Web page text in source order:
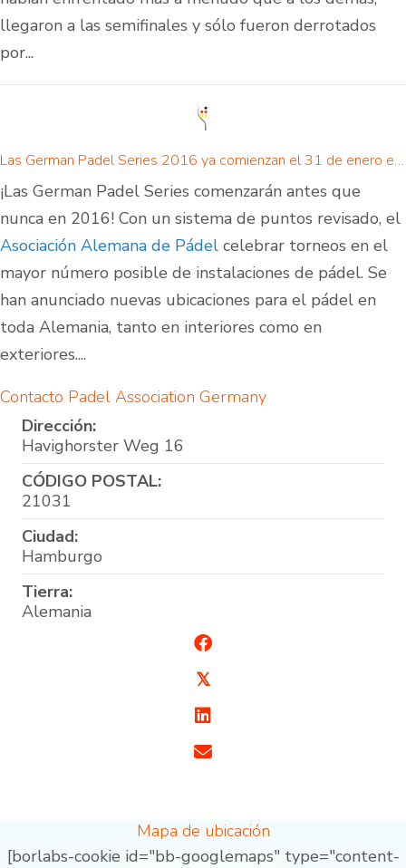
llegaron a las semifinales y sólo fueron derrotados
por...
Las German Padel Series 2016 ya comienzan el 31 de enero en Essen
¡Las German Padel Series comenzarán antes que
nunca en 2016! Con un sistema de puntos revisado, el
Asociación Alemana de Pádel celebrar torneos en el
mayor número posible de instalaciones de pádel. Se
han anunciado nuevas ubicaciones para el pádel en
toda Alemania, tanto en interiores como en
exteriores....
Contacto Padel Association Germany
Dirección:
Havighorster Weg 16
CÓDIGO POSTAL:
21031
Ciudad:
Hamburgo
Tierra:
Alemania
𝕏
Mapa de ubicación
[borlabs-cookie id="bb-googlemaps" type="content-